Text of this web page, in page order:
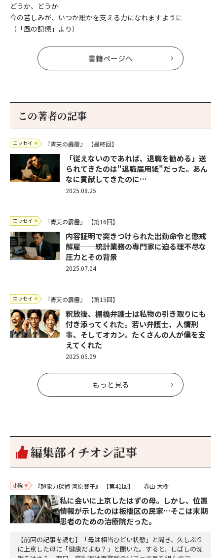
どうか、どうか
今の苦しみが、いつか誰かを支える力になれますように
（「風の記憶」より）
書籍ページへ
この著者の記事
エッセイ 『青天の霹靂』 【最終回】
「従えないのであれば、退職を勧める」送
られてきたのは"退職届用紙"だった。あん
なに貢献してきたのに…
2025.08.25
エッセイ 『青天の霹靂』 【第16回】
内容証明で突きつけられた出勤命令と懲戒
解雇──統計業務の専門家に迫る理不尽な
圧力とその背景
2025.07.04
エッセイ 『青天の霹靂』 【第15回】
釈放後、棚橋弁護士は私物の引き取りにも
付き添ってくれた。若い弁護士、人情刑
事、そしてオカン。たくさんの人が僕を支
えてくれた
2025.05.09
もっと見る
編集部イチオシ記事
小説 『超能力探偵 河原賽子』 【第41回】 春山 大樹
私に会いに上京したはずの母。しかし、位置
情報が示したのは板橋区の民家…そこは末期
患者のための治療院だった。
【前回の記事を読む】「母は相当ひどい状態」と聞き、久しぶり
に上京した母に「健康だよね？」と聞いた。すると、しばしの沈